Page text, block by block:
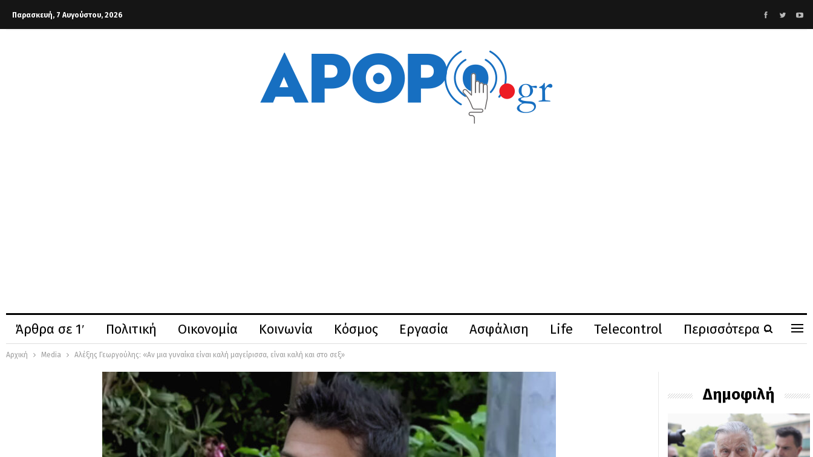
Παρασκευή, 7 Αυγούστου, 2026
Άρθρα σε 1′ Πολιτική Οικονομία Κοινωνία Κόσμος Εργασία Ασφάλιση Life Telecontrol Περισσότερα
Αρχική Media Αλέξης Γεωργούλης: «Αν μια γυναίκα είναι καλή μαγείρισσα, είναι καλή και στο σεξ»
Δημοφιλή